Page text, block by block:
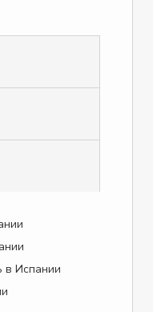
в Испании